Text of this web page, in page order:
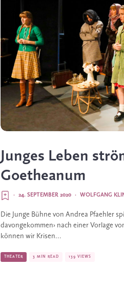
Junges Leben
Goetheanum
WOLFGANG
·
24. SEPTEMBER 2020
·
Die Junge Bühne von Andrea Pfaehler
davongekommen› nach einer Vorlage
können wir Krisen...
THEATER 3 MIN READ 139 VIEWS